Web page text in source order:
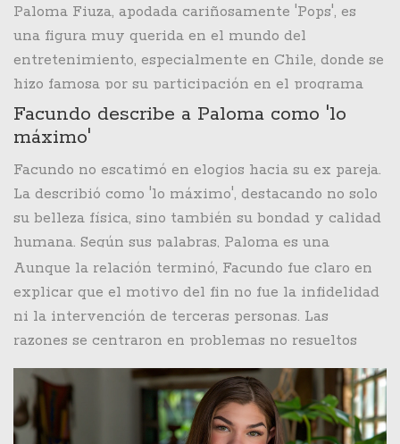
relación amorosa. Con una mezcla de nostalgia y
franqueza, Facundo respondió que había sido con
Paloma Fiuza hace tres años, dejando perplejos a
todos los presentes.
Paloma Fiuza, apodada cariñosamente 'Pops', es
una figura muy querida en el mundo del
entretenimiento, especialmente en Chile, donde se
hizo famosa por su participación en el programa
'Mekano' como parte del grupo Porto Seguro. Su
talento y carisma en el escenario la convirtieron
Facundo describe a Paloma como 'lo
máximo'
Facundo no escatimó en elogios hacia su ex pareja.
La describió como 'lo máximo', destacando no solo
su belleza física, sino también su bondad y calidad
humana. Según sus palabras, Paloma es una
persona muy bella y de buen corazón,
características que hicieron que su relación fuera
muy especial para él.
Aunque la relación terminó, Facundo fue claro en
explicar que el motivo del fin no fue la infidelidad
ni la intervención de terceras personas. Las
razones se centraron en problemas no resueltos
entre ambos, los cuales, según Facundo, no
pudieron superar en su momento. A pesar de ello,
expresó que mantiene una buena relación con
Paloma, lo que habla de la madurez con la que